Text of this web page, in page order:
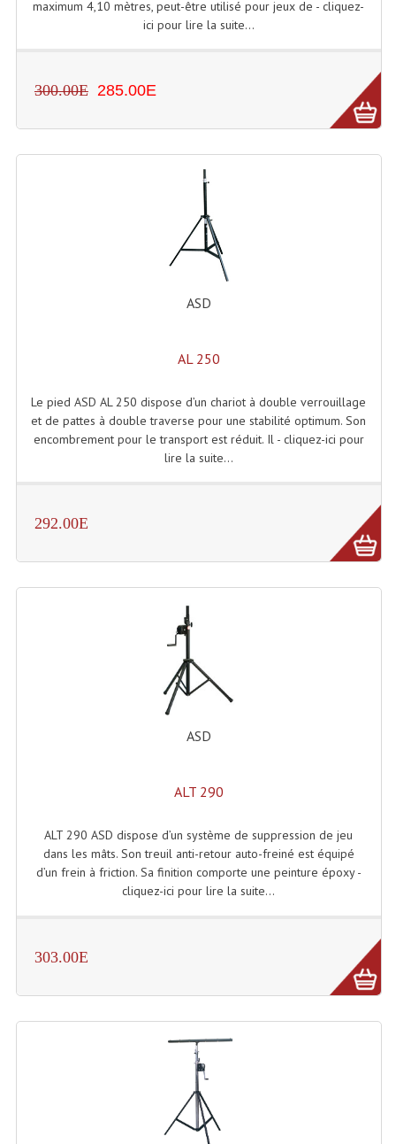
maximum 4,10 mètres, peut-être utilisé pour jeux de - cliquez-
ici pour lire la suite...
300.00E 285.00E
ASD
AL 250
Le pied ASD AL 250 dispose d’un chariot à double verrouillage
et de pattes à double traverse pour une stabilité optimum. Son
encombrement pour le transport est réduit. Il - cliquez-ici pour
lire la suite...
292.00E
ASD
ALT 290
ALT 290 ASD dispose d’un système de suppression de jeu
dans les mâts. Son treuil anti-retour auto-freiné est équipé
d’un frein à friction. Sa finition comporte une peinture époxy -
cliquez-ici pour lire la suite...
303.00E